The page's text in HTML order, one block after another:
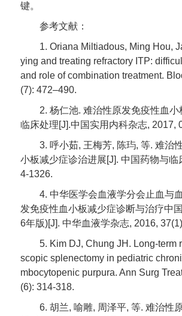
键。
参考文献：
1. Oriana Miltiadous, Ming Hou,
ying and treating refractory ITP:
and role of combination treatment.
(7): 472–490.
2. 杨仁池. 难治性原发免疫性血小
临床处理[J].中国实用内科杂志, 2017,
3. 呼小茹, 王梅芳, 陈玙, 等. 难治
小板减少症诊治进展[J]. 中国药物与临
4-1326.
4. 中华医学会血液学分会止血与
发免疫性血小板减少症诊断与治疗中
6年版)[J]. 中华血液学杂志, 2016,
5. Kim DJ, Chung JH. Long-term
scopic splenectomy in pediatric
mbocytopenic purpura. Ann Surg
(6): 314-318.
6. 胡兰, 喻雕, 周泽平, 等. 难治性